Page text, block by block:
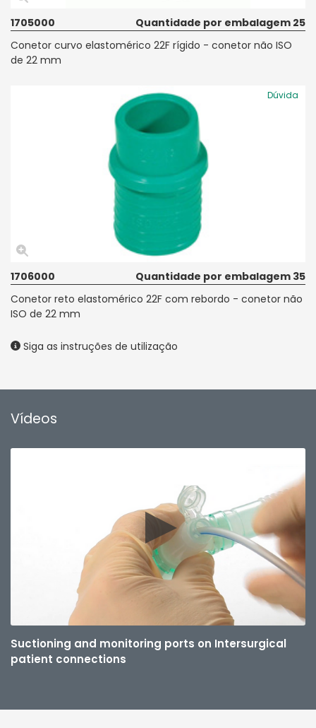
1705000
Quantidade por embalagem 25
Conetor curvo elastomérico 22F rígido - conetor não ISO
de 22 mm
Dúvida
1706000
Quantidade por embalagem 35
Conetor reto elastomérico 22F com rebordo - conetor não
ISO de 22 mm
Siga as instruções de utilização
Vídeos
Suctioning and monitoring ports on Intersurgical
patient connections